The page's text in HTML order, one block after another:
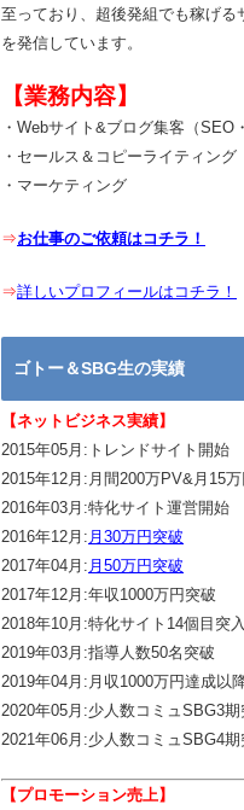
至っており、超後発組でも稼げる
を発信しています。
【業務内容】
・Webサイト&ブログ集客（SEO
・セールス＆コピーライティング
・マーケティング
⇒お仕事のご依頼はコチラ！
⇒詳しいプロフィールはコチラ！
ゴトー＆SBG生の実績
【ネットビジネス実績】
2015年05月:トレンドサイト開始
2015年12月:月間200万PV&月15万
2016年03月:特化サイト運営開始
2016年12月: 月30万円突破
2017年04月: 月50万円突破
2017年12月:年収1000万円突破
2018年10月:特化サイト14個目突入
2019年03月:指導人数50名突破
2019年04月:月収1000万円達成以
2020年05月:少人数コミュSBG3期
2021年06月:少人数コミュSBG4期
【プロモーション売上】